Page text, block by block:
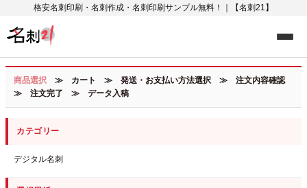
格安名刺印刷・名刺作成・名刺印刷サンプル無料！｜【名刺21】
商品選択 ≫ カート ≫ 発送・お支払い方法選択 ≫ 注文内容確認
≫ 注文完了 ≫ データ入稿
カテゴリー
デジタル名刺